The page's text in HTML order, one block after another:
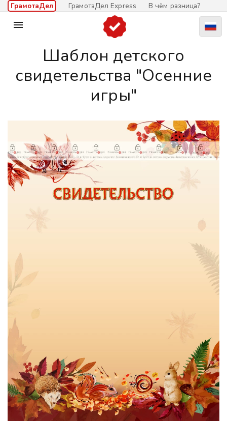
ГрамотаДел ГрамотаДел Express В чём разница?

Шаблон детского
свидетельства "Осенние
игры"